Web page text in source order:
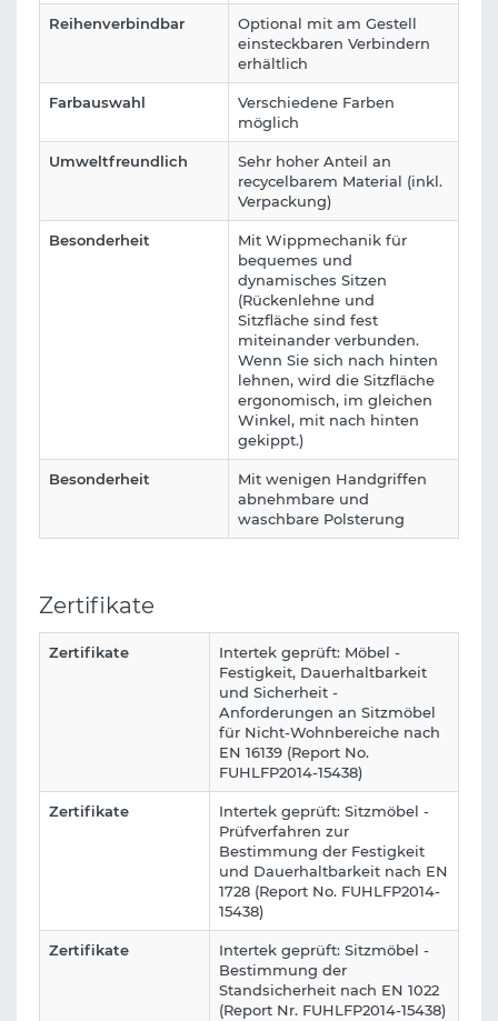
Reihenverbindbar
Optional mit am Gestell
einsteckbaren Verbindern
erhältlich
Farbauswahl
Verschiedene Farben
möglich
Umweltfreundlich
Sehr hoher Anteil an
recycelbarem Material (inkl.
Verpackung)
Besonderheit
Mit Wippmechanik für
bequemes und
dynamisches Sitzen
(Rückenlehne und
Sitzfläche sind fest
miteinander verbunden.
Wenn Sie sich nach hinten
lehnen, wird die Sitzfläche
ergonomisch, im gleichen
Winkel, mit nach hinten
gekippt.)
Besonderheit
Mit wenigen Handgriffen
abnehmbare und
waschbare Polsterung
Zertifikate
Zertifikate
Intertek geprüft: Möbel -
Festigkeit, Dauerhaltbarkeit
und Sicherheit -
Anforderungen an Sitzmöbel
für Nicht-Wohnbereiche nach
EN 16139 (Report No.
FUHLFP2014-15438)
Zertifikate
Intertek geprüft: Sitzmöbel -
Prüfverfahren zur
Bestimmung der Festigkeit
und Dauerhaltbarkeit nach EN
1728 (Report No. FUHLFP2014-
15438)
Zertifikate
Intertek geprüft: Sitzmöbel -
Bestimmung der
Standsicherheit nach EN 1022
(Report Nr. FUHLFP2014-15438)